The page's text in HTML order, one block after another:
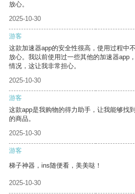
放心。
2025-10-30
游客
这款加速器app的安全性很高，使用过程中
放心。我以前使用过一些其他的加速器app
情况，这让我非常担心。
2025-10-30
游客
这款app是我购物的得力助手，让我能够找
的商品。
2025-10-30
游客
梯子神器，ins随便看，美美哒！
2025-10-30